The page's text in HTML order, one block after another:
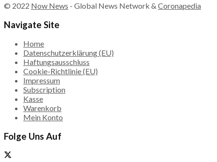
© 2022 Now News - Global News Network & Coronapedia
Navigate Site
Home
Datenschutzerklärung (EU)
Haftungsausschluss
Cookie-Richtlinie (EU)
Impressum
Subscription
Kasse
Warenkorb
Mein Konto
Folge Uns Auf